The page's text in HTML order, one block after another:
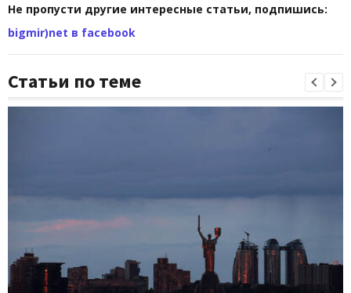
Не пропусти другие интересные статьи, подпишись:
bigmir)net в facebook
Статьи по теме